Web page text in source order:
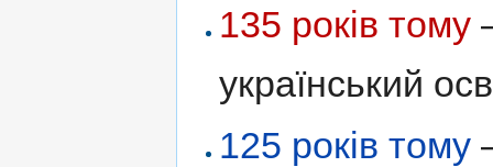
135 років тому
український
125 років тому